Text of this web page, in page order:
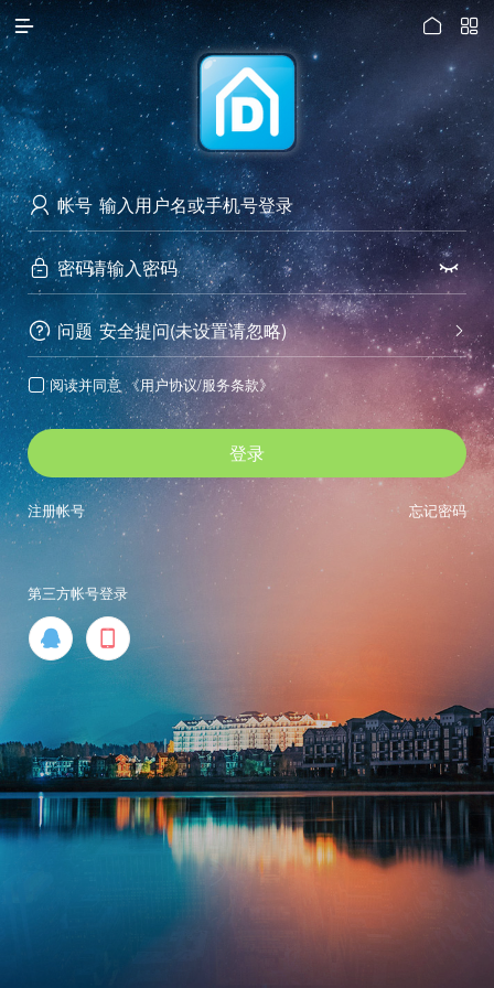

访问电脑版
 

 帐号
 密码 
 问题 
安全提问(未设置请忽略)
 阅读并同意 《用户协议/服务条款》
登录
忘记密码
注册帐号
第三方帐号登录
 